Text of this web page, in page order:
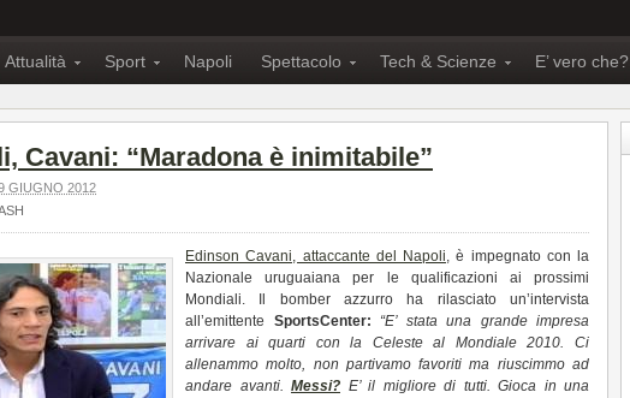
Attualità Sport Napoli Spettacolo Tech & Scienze E’ vero che?
Cavani: “Maradona è inimitabile”
GIUGNO 2012
Edinson Cavani, attaccante del Napoli, è impegnato con la
Nazionale uruguaiana per le qualificazioni ai prossimi
Mondiali. Il bomber azzurro ha rilasciato un’intervista
all’emittente SportsCenter:
“E’ stata una grande impresa
arrivare ai quarti con la Celeste al Mondiale 2010. Ci
allenammo molto, non partivamo favoriti ma riuscimmo ad
andare avanti. Messi? E’ il migliore di tutti. Gioca in una